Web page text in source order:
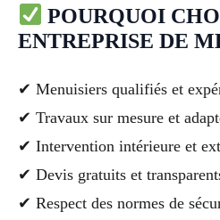
POURQUOI
ENTREPRISE DE
✔ Menuisiers qualifiés et
✔ Travaux sur mesure et
✔ Intervention intérieure et
✔ Devis gratuits et
✔ Respect des normes de